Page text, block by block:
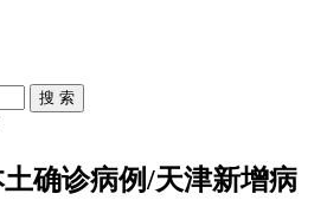
搜 索
确诊病例/天津新增病